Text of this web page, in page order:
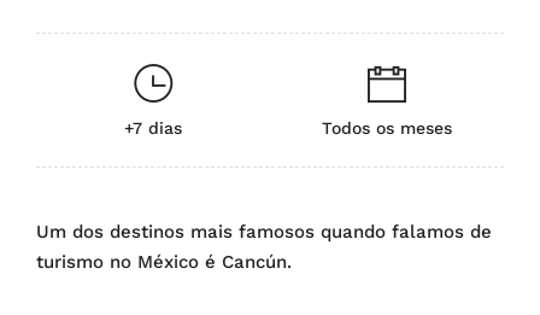
+7 dias Todos os meses
Um dos destinos mais famosos quando falamos de
turismo no México é Cancún.